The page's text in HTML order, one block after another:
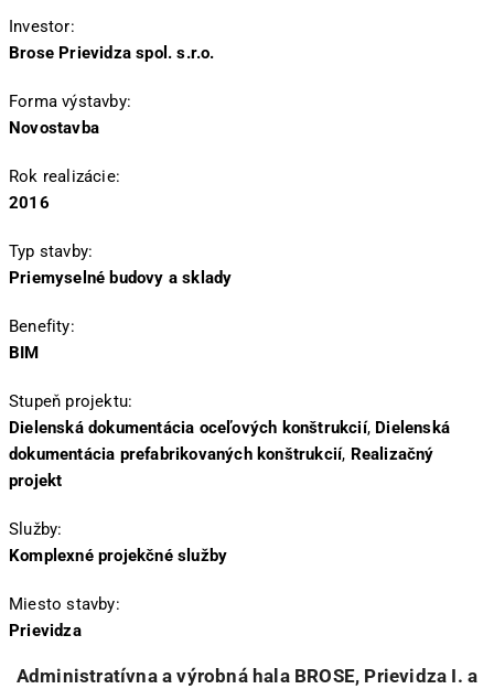
Investor:
Brose Prievidza spol. s.r.o.
Forma výstavby:
Novostavba
Rok realizácie:
2016
Typ stavby:
Priemyselné budovy a sklady
Benefity:
BIM
Stupeň projektu:
Dielenská dokumentácia oceľových konštrukcií, Dielenská
dokumentácia prefabrikovaných konštrukcií, Realizačný
projekt
Služby:
Komplexné projekčné služby
Miesto stavby:
Prievidza
Administratívna a výrobná hala BROSE, Prievidza I. a